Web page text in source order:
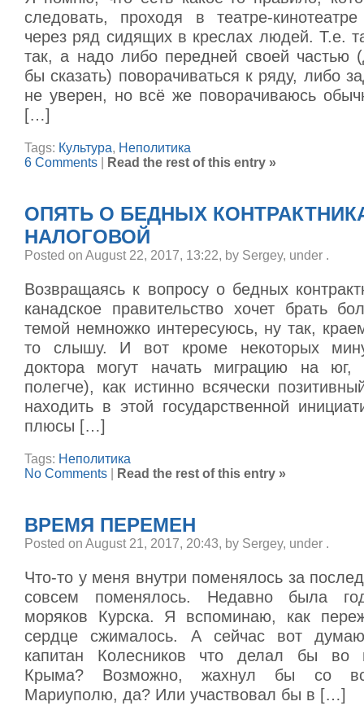
следовать, проходя в театре-
через ряд сидящих в креслах людей. Т.е.
так, а надо либо передней своей частью
бы сказать) поворачиваться к ряду, либо
не уверен, но всё же поворачиваюсь
[…]
Tags: Культура, Неполитика
6 Comments
Read the rest of this entry »
ОПЯТЬ О БЕДНЫХ
НАЛОГОВОЙ
Posted on August 22, 2017, 13:22, by Sergey, under .
Возвращаясь к вопросу о бедных
канадское правительство хочет брать
темой немножко интересуюсь, ну так,
то слышу. И вот кроме некоторых
доктора могут начать миграцию на юг,
полегче), как истинно всячески
находить в этой государственной
плюсы […]
Tags: Неполитика
No Comments
Read the rest of this entry »
ВРЕМЯ ПЕРЕМЕН
Posted on August 21, 2017, 20:43, by Sergey, under .
Что-то у меня внутри поменялось за
совсем поменялось. Недавно была
моряков Курска. Я вспоминаю, как
сердце сжималось. А сейчас вот
капитан Колесников что делал бы во
Крыма? Возможно, жахнул бы со
Мариуполю, да? Или участвовал бы в […]